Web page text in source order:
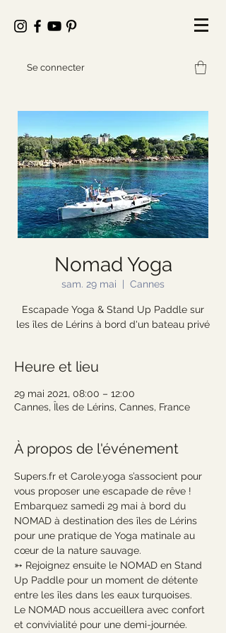
Se connecter
Nomad Yoga
sam. 29 mai Cannes
Escapade Yoga & Stand Up Paddle sur
les îles de Lérins à bord d'un bateau privé
Heure et lieu
29 mai 2021, 08:00 – 12:00
Cannes, Îles de Lérins, Cannes, France
À propos de l'événement
Supers.fr et Carole.yoga s’associent pour
vous proposer une escapade de rêve !
Embarquez samedi 29 mai à bord du
NOMAD à destination des îles de Lérins
pour une pratique de Yoga matinale au
cœur de la nature sauvage.
➳ Rejoignez ensuite le NOMAD en Stand
Up Paddle pour un moment de détente
entre les îles dans les eaux turquoises.
Le NOMAD nous accueillera avec confort
et convivialité pour une demi-journée.